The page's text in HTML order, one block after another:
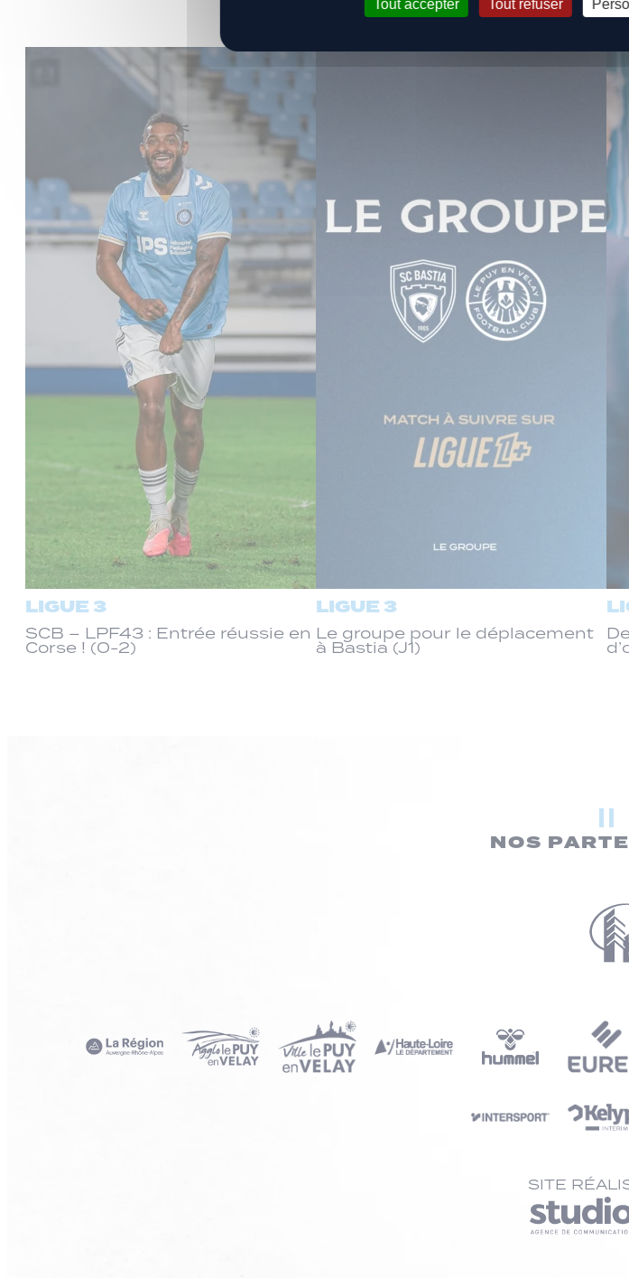
LIGUE 3
SCB – LPF43 : Entrée réussie en
Corse ! (0-2)
LIGUE 3
Le groupe pour le déplacement
à Bastia (J1)
NOS
SITE
Tout accepter Tout refuser